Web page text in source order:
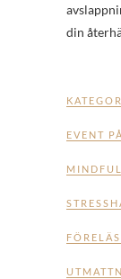
din
EVENT